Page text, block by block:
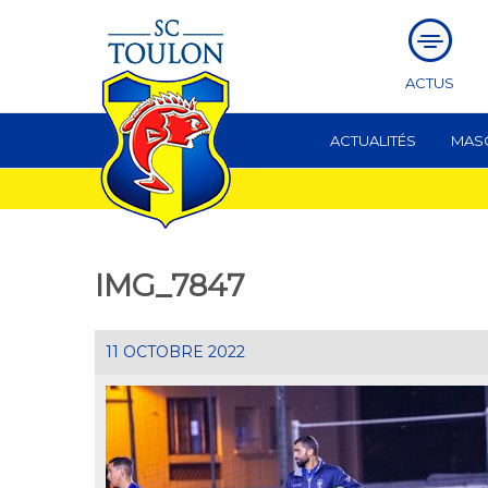
ACTUS
ACTUALITÉS
IMG_7847
11 OCTOBRE 2022